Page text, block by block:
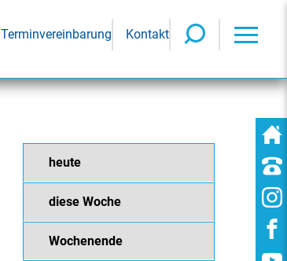
Terminvereinbarung Kontakt
heute
diese Woche
Wochenende